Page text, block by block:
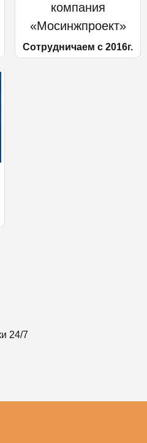
компания
«Мосинжпроект»
Сотрудничаем с 2016г.
24/7